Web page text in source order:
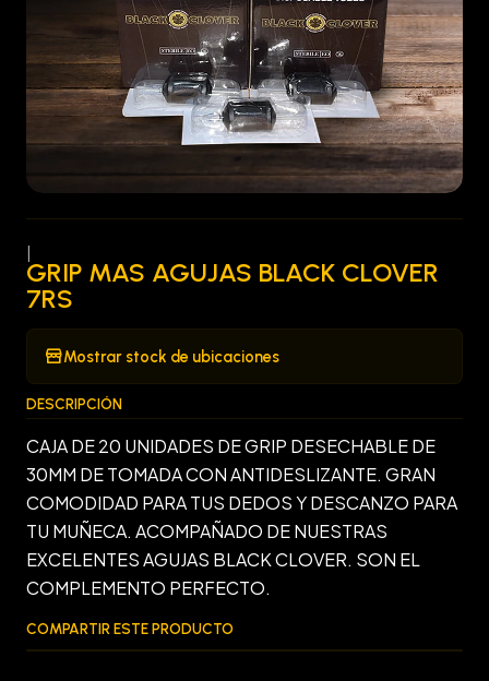
GRIP MAS AGUJAS BLACK CLOVER
7RS
Mostrar stock de ubicaciones
DESCRIPCIÓN
CAJA DE 20 UNIDADES DE GRIP DESECHABLE DE
30MM DE TOMADA CON ANTIDESLIZANTE. GRAN
COMODIDAD PARA TUS DEDOS Y DESCANZO PARA
TU MUÑECA. ACOMPAÑADO DE NUESTRAS
EXCELENTES AGUJAS BLACK CLOVER. SON EL
COMPLEMENTO PERFECTO.
COMPARTIR ESTE PRODUCTO